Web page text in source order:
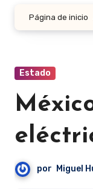
Página de inicio
Estado
por Miguel